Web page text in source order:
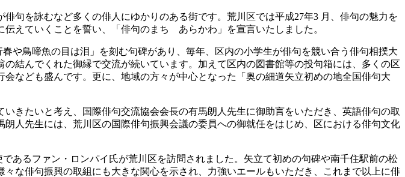
句を詠むなど多くの俳人にゆかりのある街です。荒川区では平成27年3 月、俳句の魅力を
えていくことを誓い、「俳句のまち あらかわ」を宣言いたしました。
や鳥啼魚の目は泪」を刻む句碑があり、毎年、区内の小学生が俳句を競い合う俳句相撲大
結んでくれた御縁で交流が続いています。加えて区内の図書館等の投句箱には、多くの区
なども盛んです。更に、地域の方々が中心となった「奥の細道矢立初めの地全国俳句大
きたいと考え、国際俳句交流協会会長の有馬朗人先生に御助言をいただき、英語俳句の取
人先生には、荒川区の国際俳句振興会議の委員への御就任をはじめ、区における俳句文化
あるファン・ロンパイ氏が荒川区を訪問されました。矢立て初めの句碑や南千住駅前の松
な俳句振興の取組にも大きな関心を示され、力強いエールもいただき、これまで以上に俳